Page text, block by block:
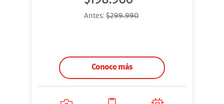
Antes: $299.990
Conoce más